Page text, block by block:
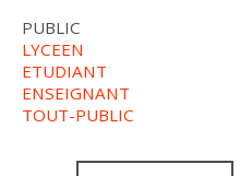
PUBLIC
LYCEEN
ETUDIANT
ENSEIGNANT
TOUT-PUBLIC